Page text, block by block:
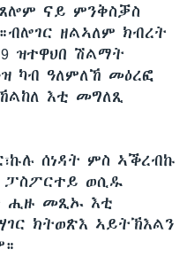
ናይ ምንቅስቓስ
ዘልኣለም ክብረት
ዝተዋህበ ሽልማት
ካብ ዓለምለኸ መዕረፎ
እቲ መግለጺ
ሰነዳት ምስ ኣቕረብኩ
ፓስፖርተይ ወሲዱ
ሒዙ መጺኡ እቲ
ክትወጽእ ኣይትኽእልን